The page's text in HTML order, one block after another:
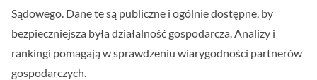
Sądowego. Dane te są publiczne i ogólnie dostępne, by
bezpieczniejsza była działalność gospodarcza. Analizy i
rankingi pomagają w sprawdzeniu wiarygodności partnerów
gospodarczych.